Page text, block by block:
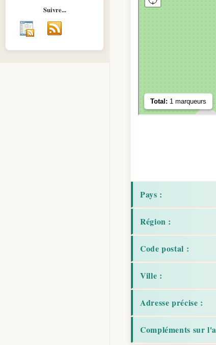
Suivre...
Pays :
Région :
Code postal :
Ville :
Adresse précise :
Compléments sur